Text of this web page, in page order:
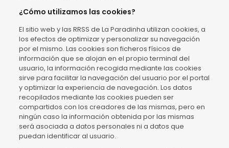
¿Cómo utilizamos las cookies?
El sitio web y las RRSS de La Paradinha utilizan cookies, a
los efectos de optimizar y personalizar su navegación
por el mismo. Las cookies son ficheros físicos de
información que se alojan en el propio terminal del
usuario, la información recogida mediante las cookies
sirve para facilitar la navegación del usuario por el portal
y optimizar la experiencia de navegación. Los datos
recopilados mediante las cookies pueden ser
compartidos con los creadores de las mismas, pero en
ningún caso la información obtenida por las mismas
será asociada a datos personales ni a datos que
puedan identificar al usuario.